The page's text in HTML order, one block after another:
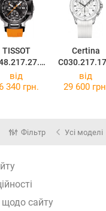
TISSOT
57.00
Certina
17.00
від
340 грн.
від
29 600
Фільтр Усі моделі
сайту